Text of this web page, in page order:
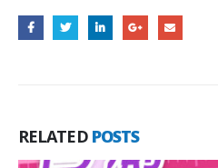
RELATED POSTS